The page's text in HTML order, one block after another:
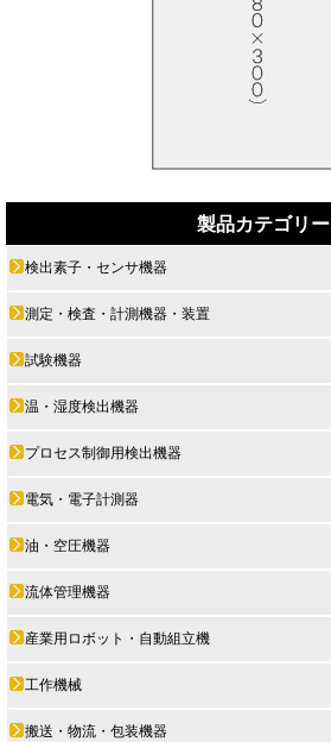
製品カテゴリー
検出素子・センサ機器
測定・検査・計測機器・装置
試験機器
温・湿度検出機器
プロセス制御用検出機器
電気・電子計測器
油・空圧機器
流体管理機器
産業用ロボット・自動組立機
工作機械
搬送・物流・包装機器